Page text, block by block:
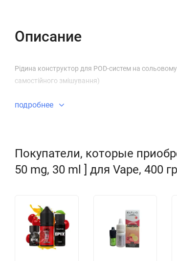
Описание
Рідина конструктор для POD-систем на
самостійного змішування)
подробнее
Покупатели, которые
50 mg, 30 ml ] для Vape, 400